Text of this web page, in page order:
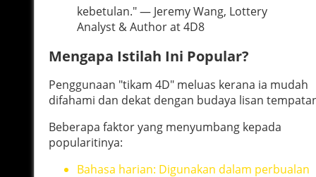
kebetulan." — Jeremy Wang, Lottery
Analyst & Author at 4D8
Mengapa Istilah Ini Popular?
Penggunaan "tikam 4D" meluas kerana ia mudah
difahami dan dekat dengan budaya lisan
Beberapa faktor yang menyumbang kepada
popularitinya:
Bahasa harian: Digunakan dalam perbualan